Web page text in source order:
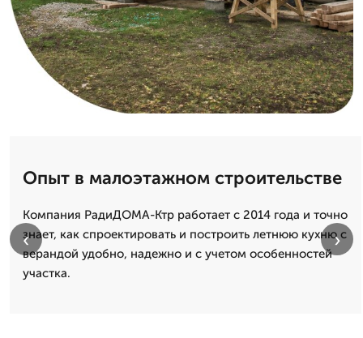
Опыт в малоэтажном строительстве
Компания РадиДОМА-Ктр работает с 2014 года и точно
знает, как спроектировать и построить летнюю кухню с
верандой удобно, надежно и с учетом особенностей
участка.
‹ ›